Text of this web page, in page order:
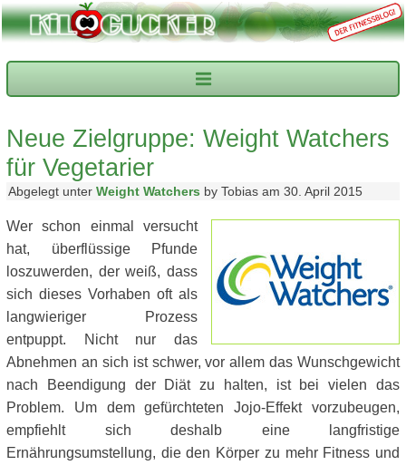
Neue Zielgruppe: Weight Watchers
für Vegetarier
Abgelegt unter Weight Watchers by Tobias am 30. April 2015
Wer schon einmal versucht
hat, überflüssige Pfunde
loszuwerden, der weiß, dass
sich dieses Vorhaben oft als
langwieriger Prozess
entpuppt. Nicht nur das
Abnehmen an sich ist schwer, vor allem das Wunschgewicht
nach Beendigung der Diät zu halten, ist bei vielen das
Problem. Um dem gefürchteten Jojo-Effekt vorzubeugen,
empfiehlt sich deshalb eine langfristige
Ernährungsumstellung, die den Körper zu mehr Fitness und